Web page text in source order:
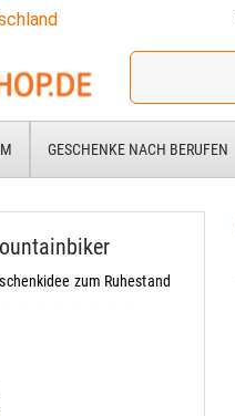
Ich
für:
GESCHENKE NACH BERUFEN
zum Ruhestand